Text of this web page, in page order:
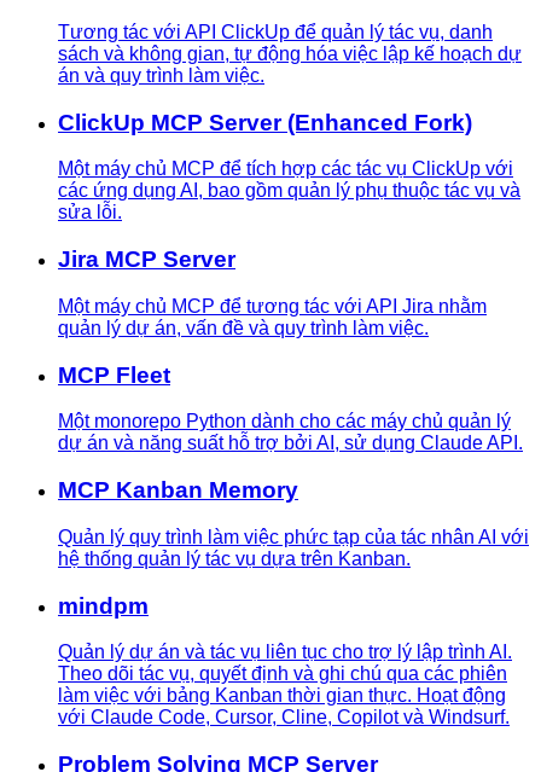
Tương tác với API ClickUp để quản lý tác vụ, danh
sách và không gian, tự động hóa việc lập kế hoạch dự
án và quy trình làm việc.
ClickUp MCP Server (Enhanced Fork)
Một máy chủ MCP để tích hợp các tác vụ ClickUp với
các ứng dụng AI, bao gồm quản lý phụ thuộc tác vụ và
sửa lỗi.
Jira MCP Server
Một máy chủ MCP để tương tác với API Jira nhằm
quản lý dự án, vấn đề và quy trình làm việc.
MCP Fleet
Một monorepo Python dành cho các máy chủ quản lý
dự án và năng suất hỗ trợ bởi AI, sử dụng Claude API.
MCP Kanban Memory
Quản lý quy trình làm việc phức tạp của tác nhân AI với
hệ thống quản lý tác vụ dựa trên Kanban.
mindpm
Quản lý dự án và tác vụ liên tục cho trợ lý lập trình AI.
Theo dõi tác vụ, quyết định và ghi chú qua các phiên
làm việc với bảng Kanban thời gian thực. Hoạt động
với Claude Code, Cursor, Cline, Copilot và Windsurf.
Problem Solving MCP Server